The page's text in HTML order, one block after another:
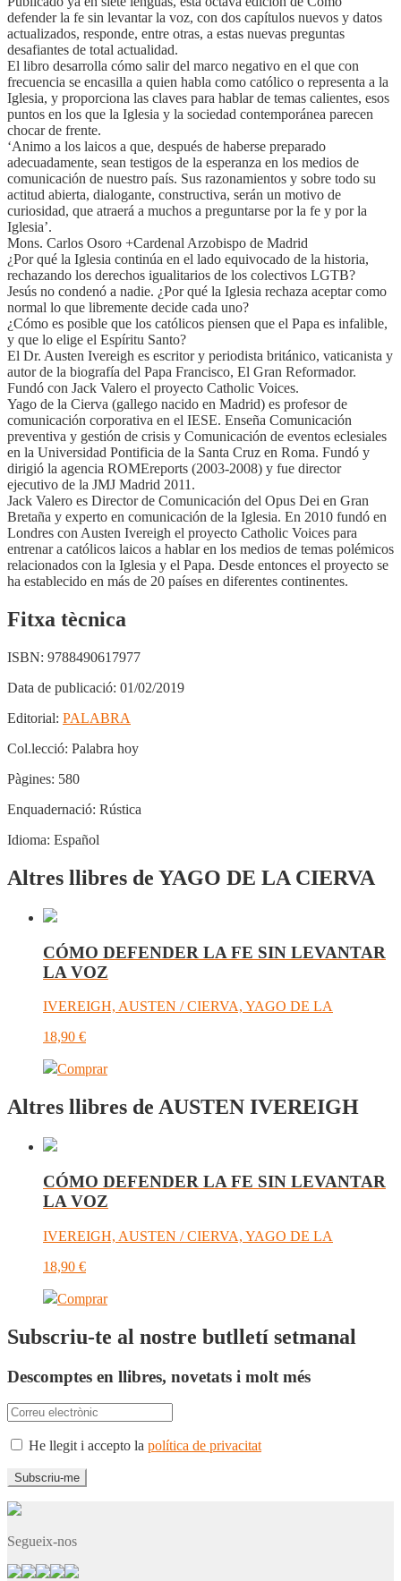
defender la fe sin levantar la voz, con dos capítulos nuevos y datos
actualizados, responde, entre otras, a estas nuevas preguntas
desafiantes de total actualidad.
El libro desarrolla cómo salir del marco negativo en el que con
frecuencia se encasilla a quien habla como católico o representa a la
Iglesia, y proporciona las claves para hablar de temas calientes, esos
puntos en los que la Iglesia y la sociedad contemporánea parecen
chocar de frente.
‘Animo a los laicos a que, después de haberse preparado
adecuadamente, sean testigos de la esperanza en los medios de
comunicación de nuestro país. Sus razonamientos y sobre todo su
actitud abierta, dialogante, constructiva, serán un motivo de
curiosidad, que atraerá a muchos a preguntarse por la fe y por la
Iglesia’.
Mons. Carlos Osoro +Cardenal Arzobispo de Madrid
¿Por qué la Iglesia continúa en el lado equivocado de la historia,
rechazando los derechos igualitarios de los colectivos LGTB?
Jesús no condenó a nadie. ¿Por qué la Iglesia rechaza aceptar como
normal lo que libremente decide cada uno?
¿Cómo es posible que los católicos piensen que el Papa es infalible,
y que lo elige el Espíritu Santo?
El Dr. Austen Ivereigh es escritor y periodista británico, vaticanista y
autor de la biografía del Papa Francisco, El Gran Reformador.
Fundó con Jack Valero el proyecto Catholic Voices.
Yago de la Cierva (gallego nacido en Madrid) es profesor de
comunicación corporativa en el IESE. Enseña Comunicación
preventiva y gestión de crisis y Comunicación de eventos eclesiales
en la Universidad Pontificia de la Santa Cruz en Roma. Fundó y
dirigió la agencia ROMEreports (2003-2008) y fue director
ejecutivo de la JMJ Madrid 2011.
Jack Valero es Director de Comunicación del Opus Dei en Gran
Bretaña y experto en comunicación de la Iglesia. En 2010 fundó en
Londres con Austen Ivereigh el proyecto Catholic Voices para
entrenar a católicos laicos a hablar en los medios de temas polémicos
relacionados con la Iglesia y el Papa. Desde entonces el proyecto se
ha establecido en más de 20 países en diferentes continentes.
Fitxa tècnica
ISBN: 9788490617977
Data de publicació: 01/02/2019
Editorial: PALABRA
Col.lecció: Palabra hoy
Pàgines: 580
Enquadernació: Rústica
Idioma: Español
Altres llibres de YAGO DE LA CIERVA
CÓMO DEFENDER LA FE SIN LEVANTAR
LA VOZ
IVEREIGH, AUSTEN / CIERVA, YAGO DE LA
18,90 €
Comprar
Altres llibres de AUSTEN IVEREIGH
CÓMO DEFENDER LA FE SIN LEVANTAR
LA VOZ
IVEREIGH, AUSTEN / CIERVA, YAGO DE LA
18,90 €
Comprar
Subscriu-te al nostre butlletí setmanal
Descomptes en llibres, novetats i molt més
He llegit i accepto la política de privacitat
Segueix-nos